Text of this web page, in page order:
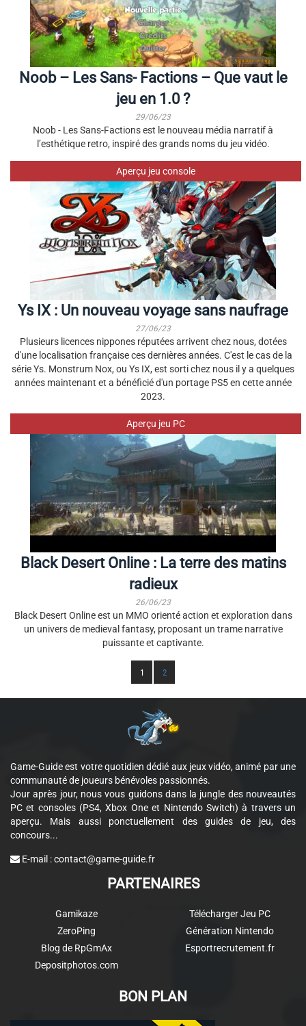
Noob – Les Sans- Factions – Que vaut le
jeu en 1.0 ?
29/06/23
Noob - Les Sans-Factions est le nouveau média narratif à
l’esthétique retro, inspiré des grands noms du jeu vidéo.
Aperçu jeu console
Ys IX : Un nouveau voyage sans naufrage
27/06/23
Plusieurs licences nippones réputées arrivent chez nous, dotées
d'une localisation française ces dernières années. C'est le cas de la
série Ys. Monstrum Nox, ou Ys IX, est sorti chez nous il y a quelques
années maintenant et a bénéficié d'un portage PS5 en cette année
2023.
Aperçu jeu PC
Black Desert Online : La terre des matins
radieux
26/06/23
Black Desert Online est un MMO orienté action et exploration dans
un univers de medieval fantasy, proposant un trame narrative
puissante et captivante.
1 2
Game-Guide est votre quotidien dédié aux jeux vidéo, animé par une
communauté de joueurs bénévoles passionnés.
Jour après jour, nous vous guidons dans la jungle des nouveautés
PC et consoles (PS4, Xbox One et Nintendo Switch) à travers un
aperçu. Mais aussi ponctuellement des guides de jeu, des
concours...
E-mail :contact@game-guide.fr
PARTENAIRES
Gamikaze
ZeroPing
Blog de RpGmAx
Depositphotos.com
Télécharger Jeu PC
Génération Nintendo
Esportrecrutement.fr
BON PLAN